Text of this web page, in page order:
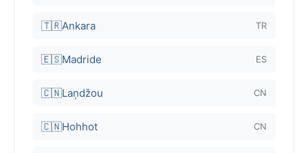
🇹🇷Ankara TR
🇪🇸Madride ES
🇨🇳Laņdžou CN
🇨🇳Hohhot CN